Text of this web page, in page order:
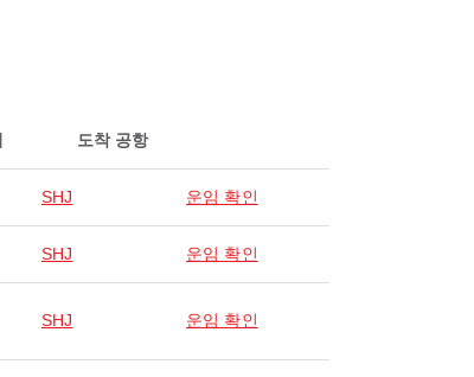
도착 공항
SHJ 운임 확인
SHJ 운임 확인
SHJ 운임 확인